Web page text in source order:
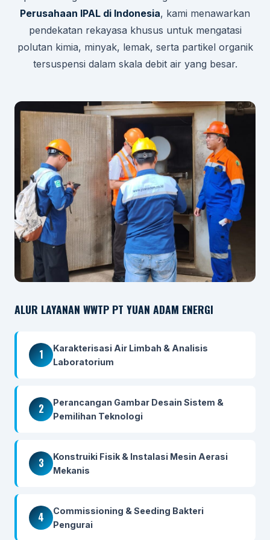
Perusahaan IPAL di Indonesia, kami menawarkan
pendekatan rekayasa khusus untuk mengatasi
polutan kimia, minyak, lemak, serta partikel organik
tersuspensi dalam skala debit air yang besar.
ALUR LAYANAN WWTP PT YUAN ADAM ENERGI
1
Karakterisasi Air Limbah & Analisis
Laboratorium
2
Perancangan Gambar Desain Sistem &
Pemilihan Teknologi
3
Konstruiki Fisik & Instalasi Mesin Aerasi
Mekanis
4
Commissioning & Seeding Bakteri
Pengurai